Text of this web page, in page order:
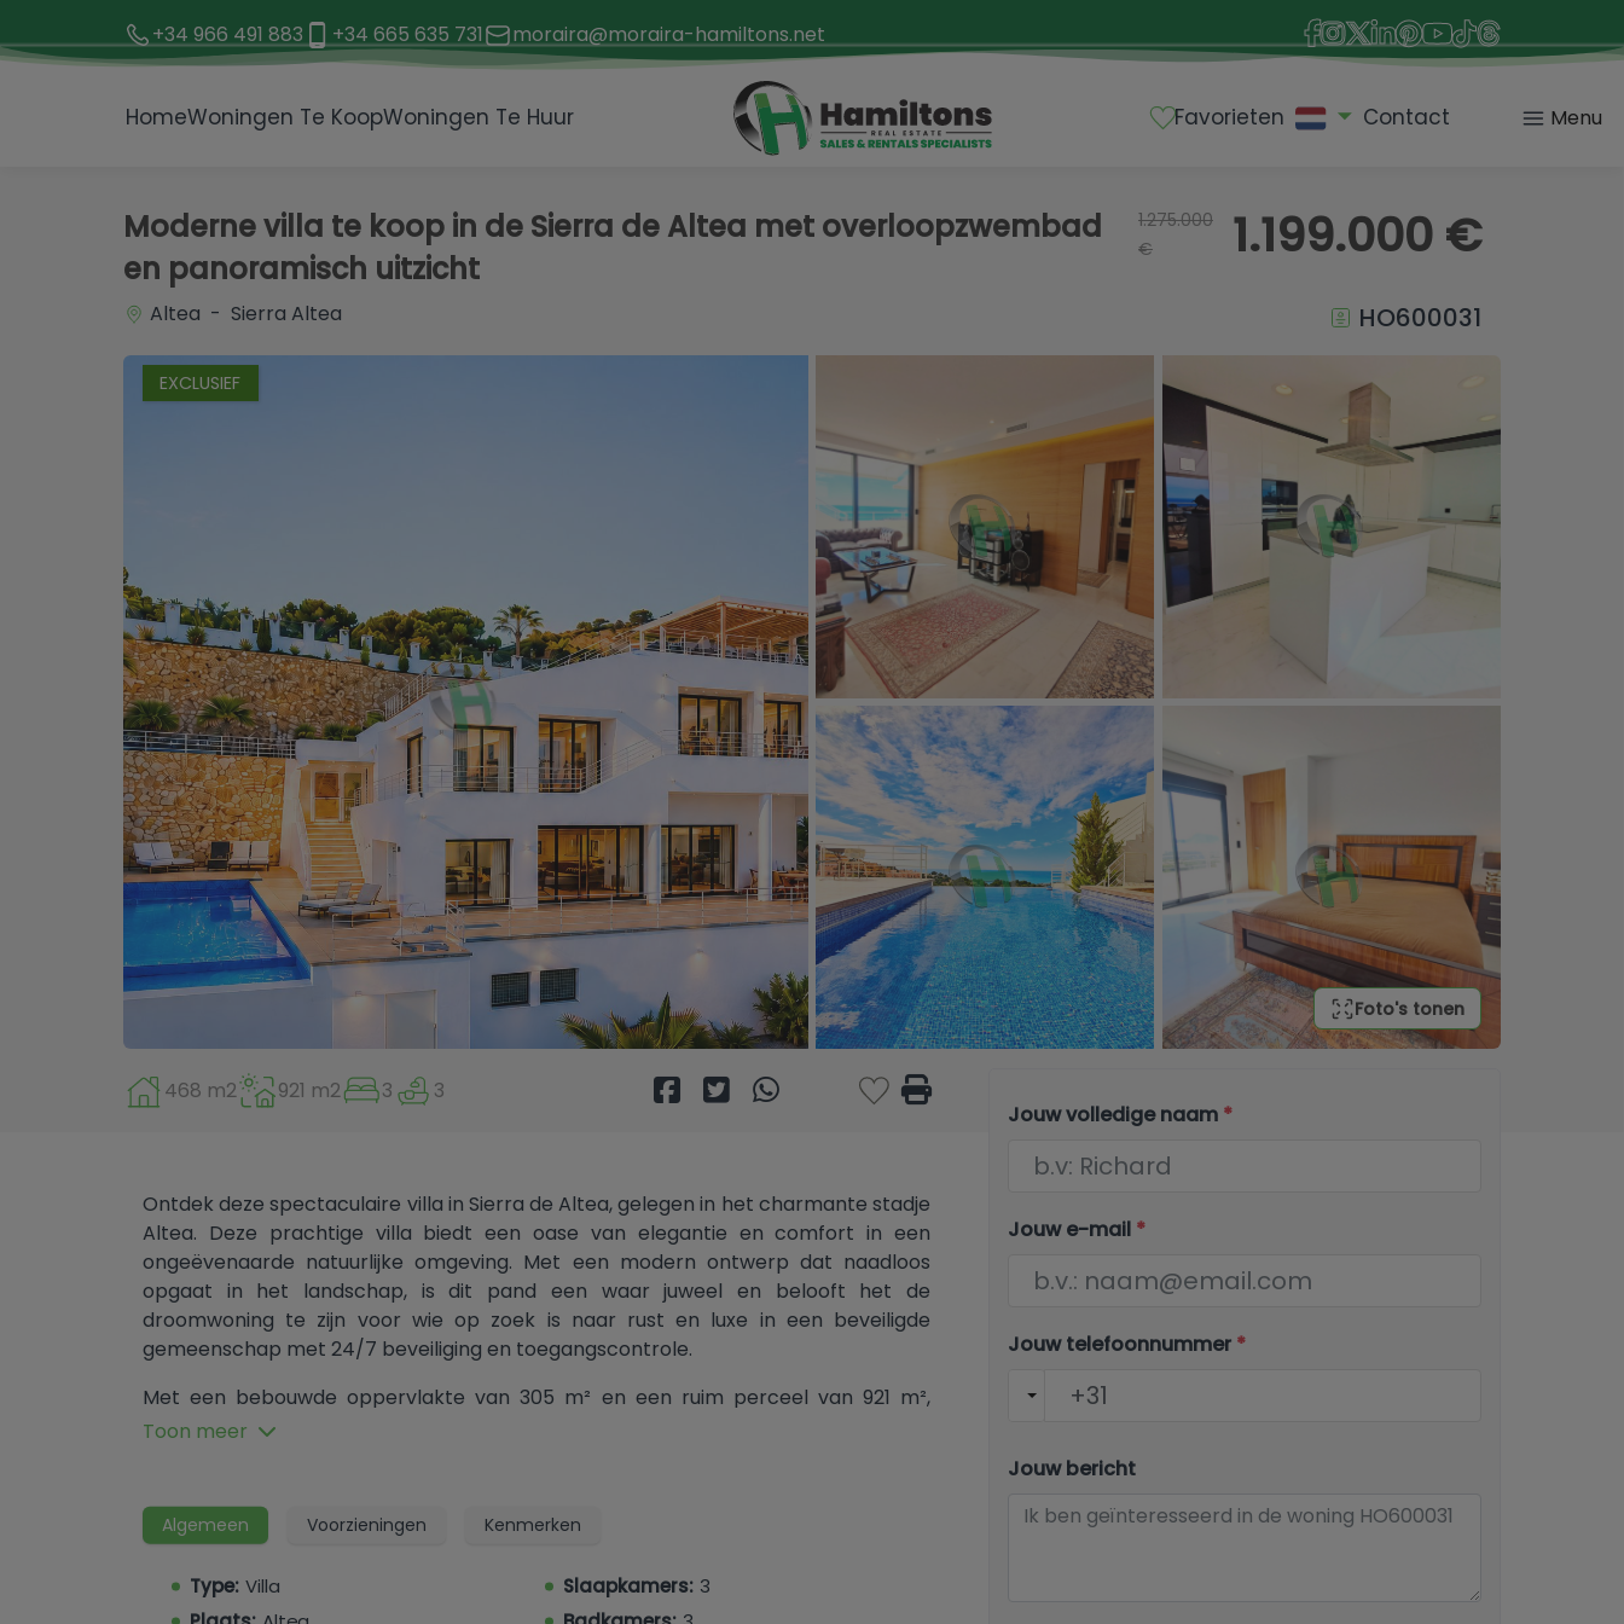
+34 966 491 883 +34 665 635 731 moraira@moraira-hamiltons.net
HomeWoningen Te KoopWoningen Te Huur Favorieten Contact Menu
Moderne villa te koop in de Sierra de Altea met overloopzwembad
en panoramisch uitzicht
1.275.000
€
1.199.000 €
Altea - Sierra Altea HO600031
EXCLUSIEF
Foto's tonen
468 m2 921 m2 3 3
Ontdek deze spectaculaire villa in Sierra de Altea, gelegen in het charmante stadje
Altea. Deze prachtige villa biedt een oase van elegantie en comfort in een
ongeëvenaarde natuurlijke omgeving. Met een modern ontwerp dat naadloos
opgaat in het landschap, is dit pand een waar juweel en belooft het de
droomwoning te zijn voor wie op zoek is naar rust en luxe in een beveiligde
gemeenschap met 24/7 beveiliging en toegangscontrole.
Met een bebouwde oppervlakte van 305 m² en een ruim perceel van 921 m²,
beschikt deze villa over drie uitnodigende slaapkamers met inbouwkasten en drie
maximaliseert het natuurlijke licht met grote, kamerhoge schuifdeuren van glas,
waardoor een warme en uitnodigende sfeer ontstaat. Deze villa is gebouwd met
hoogwaardige materialen, met marmeren vloeren en houten lambrisering. De villa
beschikt over een volledig uitgeruste keuken met kookeiland, een woon-eetkamer
Toon meer
Algemeen Voorzieningen Kenmerken
Type: Villa Slaapkamers: 3
Jouw volledige naam *
Jouw e-mail *
Jouw telefoonnummer *
Jouw bericht
1 / 48